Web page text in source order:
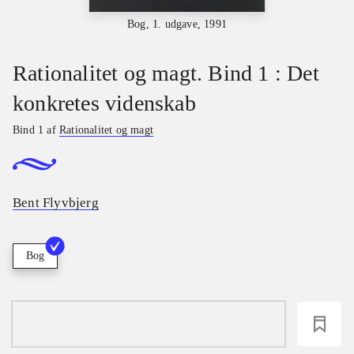
Bog, 1. udgave, 1991
Rationalitet og magt. Bind 1 : Det
konkretes videnskab
Bind 1 afRationalitet og magt
Bent Flyvbjerg
Bog